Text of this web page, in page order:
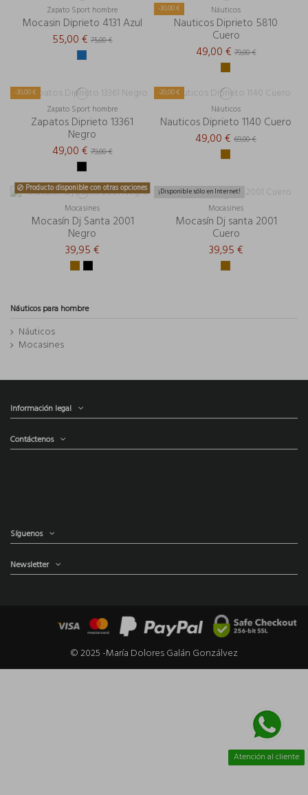
Zapato Sport hombre
Mocasin Diprieto 4131 Azul
55,00 €75,00 €
-30,00 €
Náuticos
Nauticos Diprieto 5810
Cuero
49,00 €79,00 €
-30,00 €
Zapato Sport hombre
Zapatos Diprieto 13361
Negro
49,00 €79,00 €
-20,00 €
Náuticos
Nauticos Diprieto 1140 Cuero
49,00 € 69,00 €
Producto disponible con otras opciones
Mocasines
Mocasín Dj Santa 2001
Negro
39,95 €
¡Disponible sólo en Internet!
Mocasines
Mocasín Dj santa 2001
Cuero
39,95 €
Náuticos para hombre
Náuticos
Mocasines
Información legal
Contáctenos
Atención al cliente
Síguenos
Newsletter
© 2025 -María Dolores Galán Gonzálvez